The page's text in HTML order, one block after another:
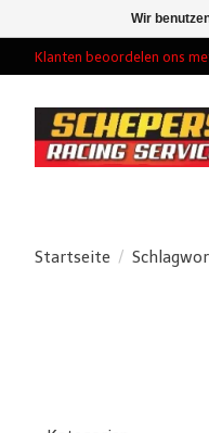
Klanten beoordelen ons
Startseite /
Wir